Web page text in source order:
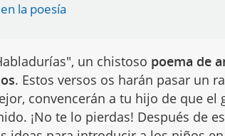
la poesía
un chistoso poema de
. Estos versos os harán pasar un
convencerán a tu hijo de que el
¡No te lo pierdas! Después de